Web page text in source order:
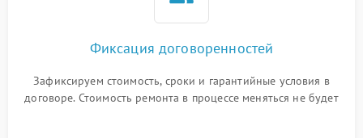
Фиксация договоренностей
Зафиксируем стоимость, сроки и гарантийные условия в
договоре. Стоимость ремонта в процессе меняться не будет